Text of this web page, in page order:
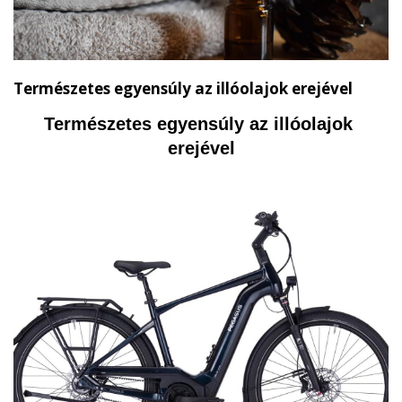
Természetes egyensúly az illóolajok erejével
Természetes egyensúly az illóolajok
erejével